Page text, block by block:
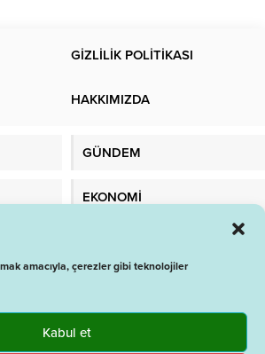
amacıyla, çerezler gibi teknolojiler
Kabul et
GİZLİLİK POLİTİKASI
HAKKIMIZDA
GÜNDEM
EKONOMİ
BURÇLAR